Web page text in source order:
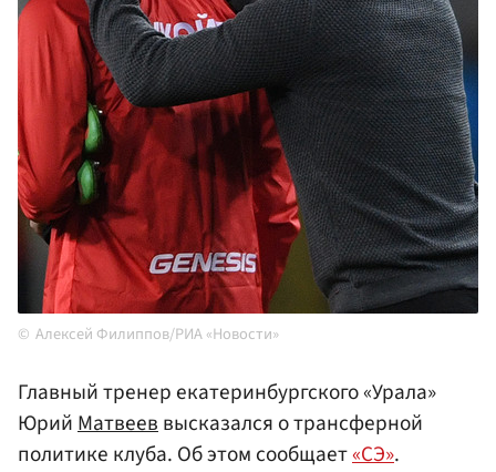
Алексей Филиппов/РИА «Новости»
Главный тренер екатеринбургского «Урала»
ЮрийМатвееввысказался о трансферной
политике клуба. Об этом сообщает«СЭ».